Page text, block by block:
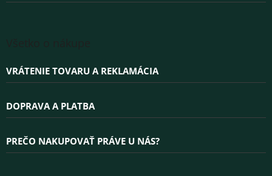
VRÁTENIE TOVARU A REKLAMÁCIA
DOPRAVA A PLATBA
PREČO NAKUPOVAŤ PRÁVE U NÁS?